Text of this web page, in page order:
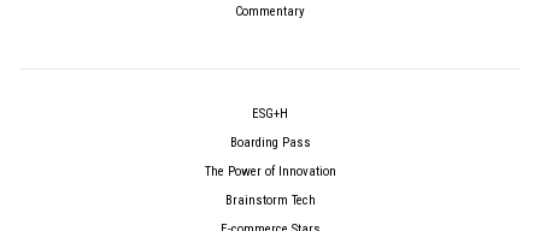
Commentary
ESG+H
Boarding Pass
The Power of Innovation
Brainstorm Tech